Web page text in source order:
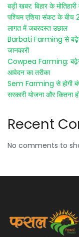
बड़ी खबर: बिहार के
पश्चिम एशिया संकट के बीच
लागत में जबरदस्त उछाल
Barbati Farming से बढ़ेगी
जानकारी
Cowpea Farming: बढ़ेगी
आवेदन का तरीका
Sem Farming से होगी
सरकारी योजना और कितना
Recent
No comments to